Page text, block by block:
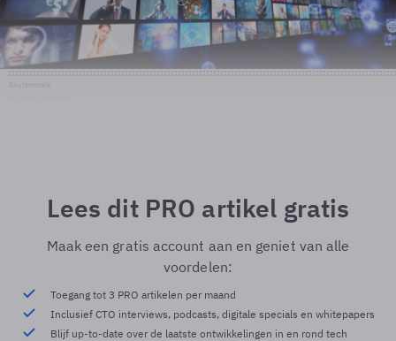
Lees dit PRO artikel gratis
Maak een gratis account aan en geniet van alle
voordelen:
Toegang tot 3 PRO artikelen per maand
Inclusief CTO interviews, podcasts, digitale specials en whitepapers
Blijf up-to-date over de laatste ontwikkelingen in en rond tech